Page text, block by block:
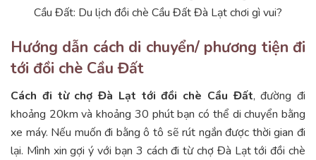
Hướng dẫn cách di chuyển/ phương tiện đi
tới đồi chè Cầu Đất
Cách đi từ chợ Đà Lạt tới đồi chè Cầu Đất, đường đi
khoảng 20km và khoảng 30 phút bạn có thể di chuyển bằng
xe máy. Nếu muốn đi bằng ô tô sẽ rút ngắn được thời gian đi
lại. Mình xin gợi ý với bạn 3 cách đi từ chợ Đà Lạt tới đồi chè